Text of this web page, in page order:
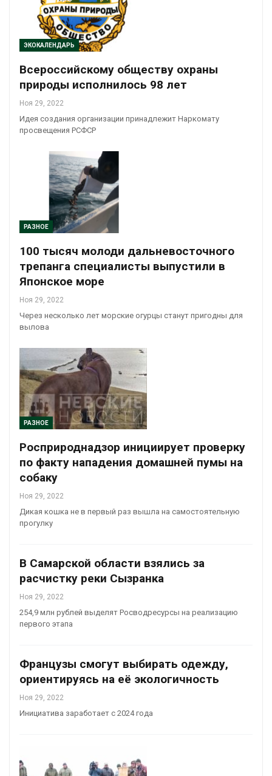
ЭКОКАЛЕНДАРЬ
Всероссийскому обществу охраны
природы исполнилось 98 лет
Ноя 29, 2022
Идея создания организации принадлежит Наркомату
просвещения РСФСР
РАЗНОЕ
100 тысяч молоди дальневосточного
трепанга специалисты выпустили в
Японское море
Ноя 29, 2022
Через несколько лет морские огурцы станут пригодны для
вылова
РАЗНОЕ
Росприроднадзор инициирует проверку
по факту нападения домашней пумы на
собаку
Ноя 29, 2022
Дикая кошка не в первый раз вышла на самостоятельную
прогулку
В Самарской области взялись за
расчистку реки Сызранка
Ноя 29, 2022
254,9 млн рублей выделят Росводресурсы на реализацию
первого этапа
Французы смогут выбирать одежду,
ориентируясь на её экологичность
Ноя 29, 2022
Инициатива заработает с 2024 года